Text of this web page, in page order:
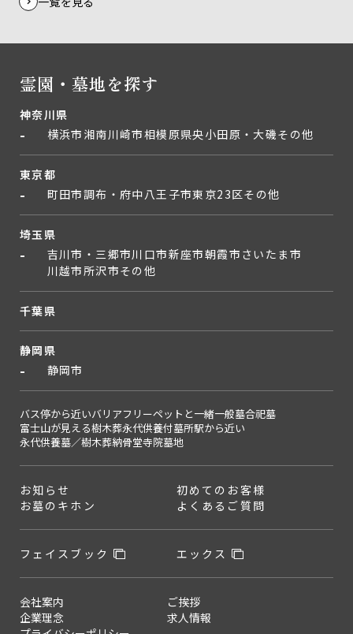
霊園・墓地を探す
神奈川県
横浜市 湘南川崎市相模原県央小田原・大磯その他
東京都
町田市調布・府中 八王子市東京23区その他
埼玉県
吉川市・三郷市川口市新座市朝霞市 さいたま市
川越市 所沢市その他
千葉県
静岡県
静岡市
バス停から近いバリアフリーペットと一緒一般墓合祀墓
富士山が見える樹木葬永代供養付墓所駅から近い
永代供養墓／樹木葬納骨堂寺院墓地
お知らせ
初めてのお客様
お墓のキホン
よくあるご質問
フェイスブック エックス
会社案内
ご挨拶
企業理念
求人情報